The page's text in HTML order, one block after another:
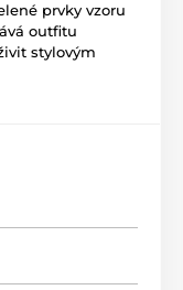
prvky vzoru
outfitu
stylovým